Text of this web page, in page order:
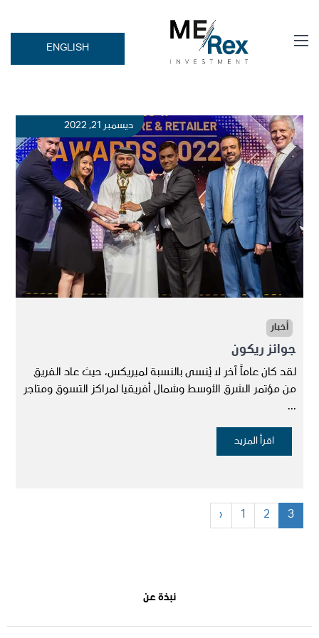
ENGLISH
أخبار
جوائز ريكون
لقد كان عاماً آخر لا يُنسى بالنسبة لميريكس، حيث عاد الفريق
من مؤتمر الشرق الأوسط وشمال أفريقيا لمراكز التسوق ومتاجر
...
ديسمبر 21, 2022
‹ 1 2 3
نبذة عن